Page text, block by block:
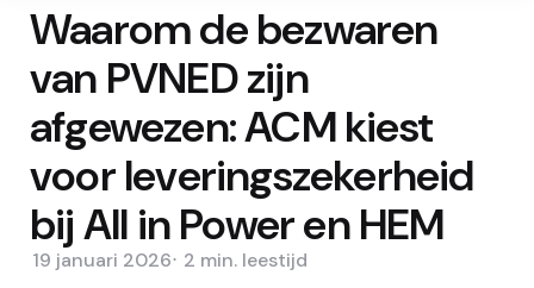
Waarom de bezwaren
van PVNED zijn
afgewezen: ACM kiest
voor leveringszekerheid
bij All in Power en HEM
19 januari 2026 2 min. leestijd